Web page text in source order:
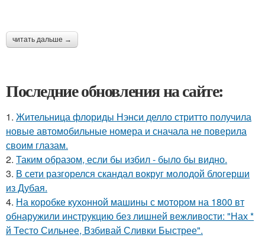
читать дальше →
Последние обновления на сайте:
1. Жительница флориды Нэнси делло стритто получила
новые автомобильные номера и сначала не поверила
своим глазам.
2. Таким образом, если бы избил - было бы видно.
3. В сети разгорелся скандал вокруг молодой блогерши
из Дубая.
4. На коробке кухонной машины с мотором на 1800 вт
обнаружили инструкцию без лишней вежливости: "Нах *
й Тесто Сильнее, Взбивай Сливки Быстрее".